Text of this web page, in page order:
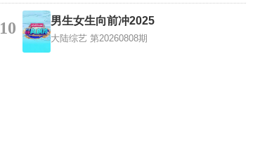
10 男生女生向前冲2025
大陆综艺 第20260808期